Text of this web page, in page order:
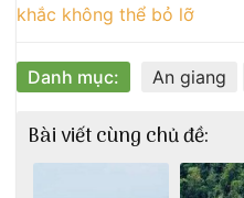
khắc không thể bỏ lỡ
Danh mục: An giang
Bài viết cùng chủ đề: